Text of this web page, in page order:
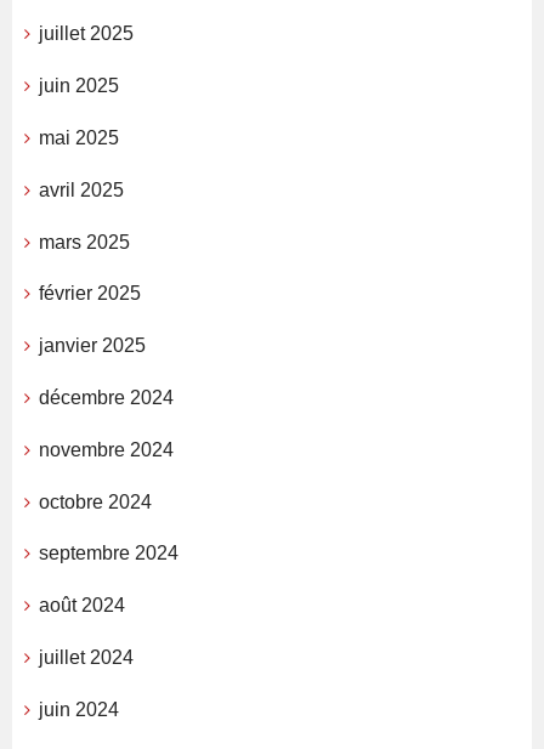
juillet 2025
juin 2025
mai 2025
avril 2025
mars 2025
février 2025
janvier 2025
décembre 2024
novembre 2024
octobre 2024
septembre 2024
août 2024
juillet 2024
juin 2024